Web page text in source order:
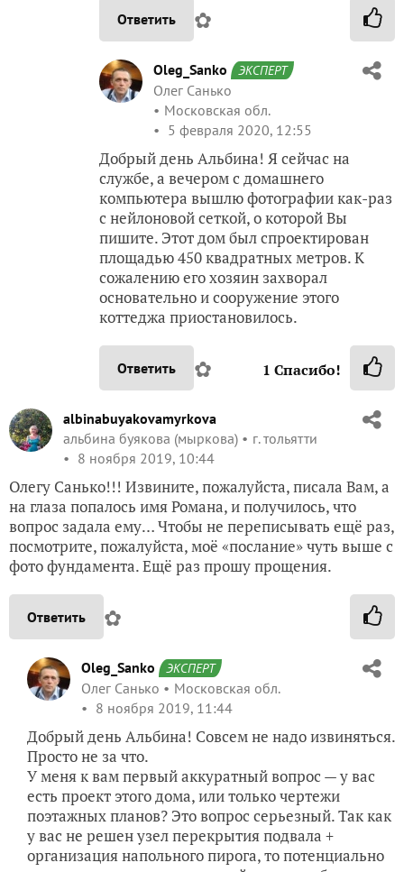
Ответить ✿
Oleg_Sanko ЭКСПЕРТ
Олег Санько
Московская обл.
5 февраля 2020, 12:55
Добрый день Альбина! Я сейчас на
службе, а вечером с домашнего
компьютера вышлю фотографии как-раз
с нейлоновой сеткой, о которой Вы
пишите. Этот дом был спроектирован
площадью 450 квадратных метров. К
сожалению его хозяин захворал
основательно и сооружение этого
коттеджа приостановилось.
Ответить ✿ 1 Спасибо!
albinabuyakovamyrkova
альбина буякова (мыркова)
г. тольятти
8 ноября 2019, 10:44
Олегу Санько!!! Извините, пожалуйста, писала Вам, а
на глаза попалось имя Романа, и получилось, что
вопрос задала ему… Чтобы не переписывать ещё раз,
посмотрите, пожалуйста, моё «послание» чуть выше с
фото фундамента. Ещё раз прошу прощения.
Ответить ✿
Oleg_Sanko ЭКСПЕРТ
Олег Санько
Московская обл.
8 ноября 2019, 11:44
Добрый день Альбина! Совсем не надо извиняться.
Просто не за что.
У меня к вам первый аккуратный вопрос — у вас
есть проект этого дома, или только чертежи
поэтажных планов? Это вопрос серьезный. Так как
у вас не решен узел перекрытия подвала +
организация напольного пирога, то потенциально